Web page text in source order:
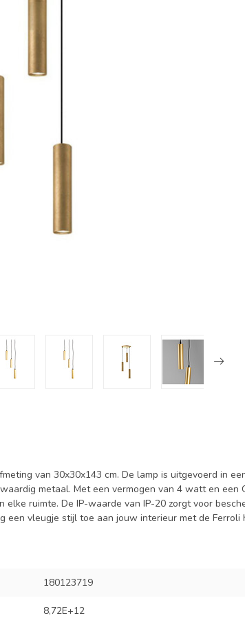
van 30x30x143 cm. De lamp is uitgevoerd in
metaal. Met een vermogen van 4 watt en een
elke ruimte. De IP-waarde van IP-20 zorgt voor
een vleugje stijl toe aan jouw interieur met de Ferroli
180123719
8,72E+12